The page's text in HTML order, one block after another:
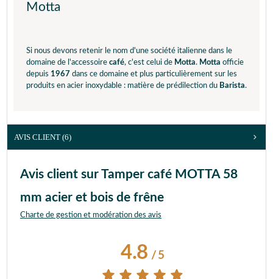
Motta
Si nous devons retenir le nom d'une société italienne dans le
domaine de l'accessoire café, c'est celui de Motta. Motta officie
depuis 1967 dans ce domaine et plus particulièrement sur les
produits en acier inoxydable : matière de prédilection du Barista.
AVIS CLIENT (6)
Avis client sur Tamper café MOTTA 58
mm acier et bois de frêne
Charte de gestion et modération des avis
4.8/ 5